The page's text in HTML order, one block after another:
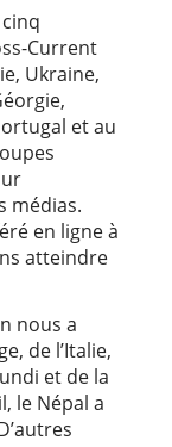
Current
Ukraine,
et au
médias.
en ligne à
atteindre
nous a
de l’Italie,
et de la
le Népal a